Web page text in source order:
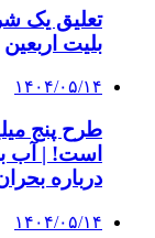
تعلیق یک
بلیت اربعین
۱۴۰۴/۰۵/۱۴
طرح پنج
است! | آب
درباره
۱۴۰۴/۰۵/۱۴